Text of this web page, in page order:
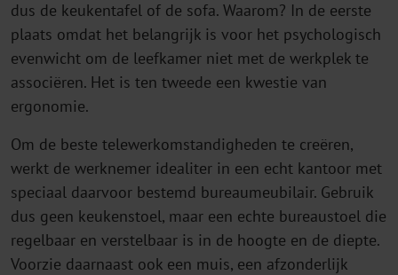
dus de keukentafel of de sofa. Waarom? In de eerste
plaats omdat het belangrijk is voor het psychologisch
evenwicht om de leefkamer niet met de werkplek te
associëren. Het is ten tweede een kwestie van
ergonomie.
Om de beste telewerkomstandigheden te creëren,
werkt de werknemer idealiter in een echt kantoor met
speciaal daarvoor bestemd bureaumeubilair. Gebruik
dus geen keukenstoel, maar een echte bureaustoel die
regelbaar en verstelbaar is in de hoogte en de diepte.
Voorzie daarnaast ook een muis, een afzonderlijk